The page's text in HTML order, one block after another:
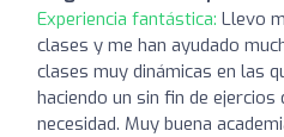
Experiencia fantástica: Llevo
clases y me han ayudado
clases muy dinámicas en las
haciendo un sin fin de ejercios
necesidad. Muy buena